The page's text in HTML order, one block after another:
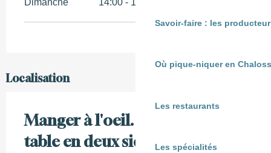
Savoir-faire : les
Où pique-niquer en
Les restaurants
Les spécialités
Localisation
Manger à l'oeil. Les Français à
table en deux siècles de photos